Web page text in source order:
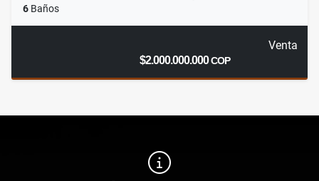
6 Baños
Venta
$2.000.000.000COP